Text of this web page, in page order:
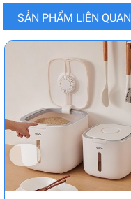
SẢN PHẨM LIÊN QUAN